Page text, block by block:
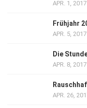
APR. 1, 2017
Frühjahr
APR. 5, 2017
Die
APR. 8, 2017
APR. 26,